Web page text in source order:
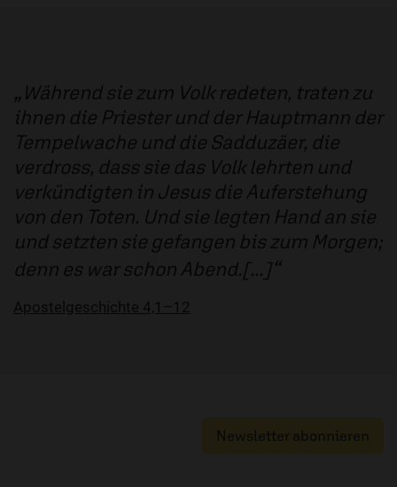
Während sie zum Volk redeten, traten zu
ihnen die Priester und der Hauptmann der
Tempelwache und die Sadduzäer, die
verdross, dass sie das Volk lehrten und
verkündigten in Jesus die Auferstehung
von den Toten. Und sie legten Hand an sie
und setzten sie gefangen bis zum Morgen;
denn es war schon Abend.[...]
Apostelgeschichte 4,1–12
Newsletter abonnieren